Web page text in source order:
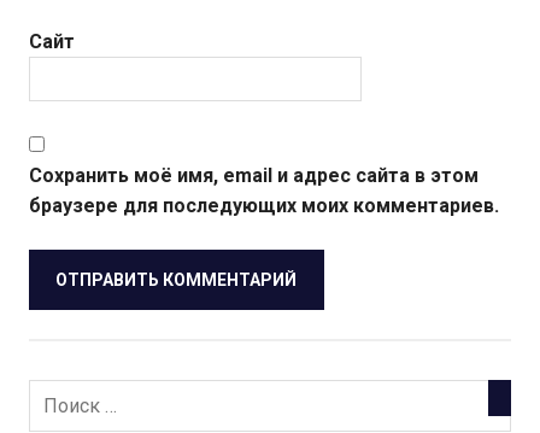
Сайт
Сохранить моё имя, email и адрес сайта в этом
браузере для последующих моих комментариев.